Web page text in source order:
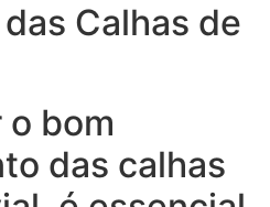
Calhas de
o bom
das calhas